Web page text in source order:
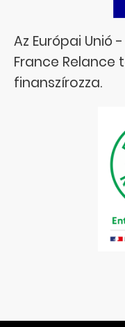
Az Európai Unió
France Relance
finanszírozza.